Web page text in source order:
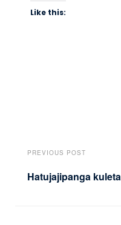
Like this:
PREVIOUS POST
Hatujajipanga